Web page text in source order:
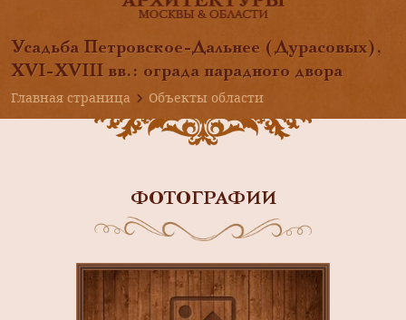
Усадьба Петровское-Дальнее (Дурасовых),
ХVI-XVIII вв.: ограда парадного двора
Главная страница
Объекты области
ФОТОГРАФИИ